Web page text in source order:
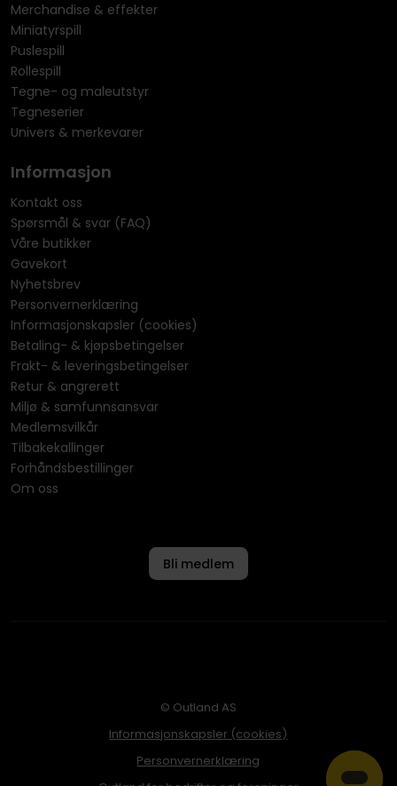
Merchandise & effekter
Miniatyrspill
Puslespill
Rollespill
Tegne- og maleutstyr
Tegneserier
Univers & merkevarer
Informasjon
Kontakt oss
Spørsmål & svar (FAQ)
Våre butikker
Gavekort
Nyhetsbrev
Personvernerklæring
Informasjonskapsler (cookies)
Betaling- & kjøpsbetingelser
Frakt- & leveringsbetingelser
Retur & angrerett
Miljø & samfunnsansvar
Medlemsvilkår
Tilbakekallinger
Forhåndsbestillinger
Om oss
Bli medlem
© Outland AS
Informasjonskapsler (cookies)
Personvernerklæring